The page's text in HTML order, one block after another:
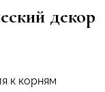
декор
к корням